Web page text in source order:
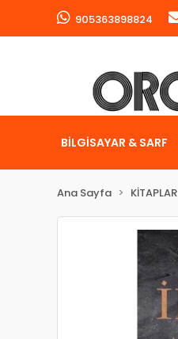
905363898824
BİLGİSAYAR & SARF
Ana Sayfa KİTAPLAR